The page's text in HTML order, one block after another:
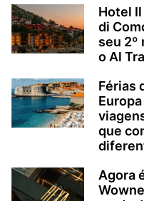
Hotel
di
seu 2º
o Al
Férias
que
Agora